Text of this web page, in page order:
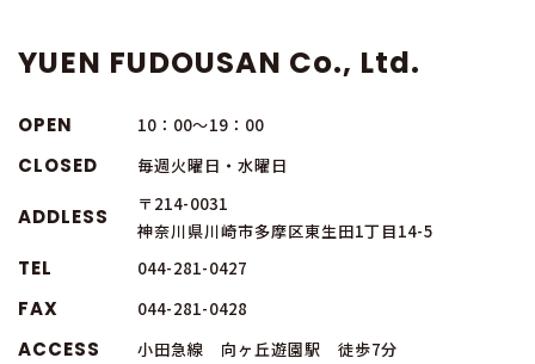
YUEN FUDOUSAN Co., Ltd.
OPEN 10：00～19：00
CLOSED 毎週火曜日・水曜日
ADDLESS
〒214-0031
神奈川県川崎市多摩区東生田1丁目14-5
TEL 044-281-0427
FAX 044-281-0428
ACCESS 小田急線 向ヶ丘遊園駅 徒歩7分